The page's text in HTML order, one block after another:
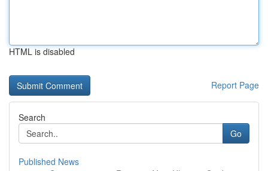
HTML is disabled
Report Page
Search
Go
Published News